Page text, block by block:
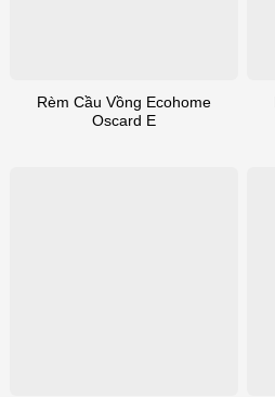
Rèm Cầu Vồng Ecohome
Oscard E